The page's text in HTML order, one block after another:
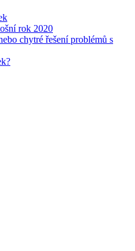
rok 2020
chytré řešení problémů s